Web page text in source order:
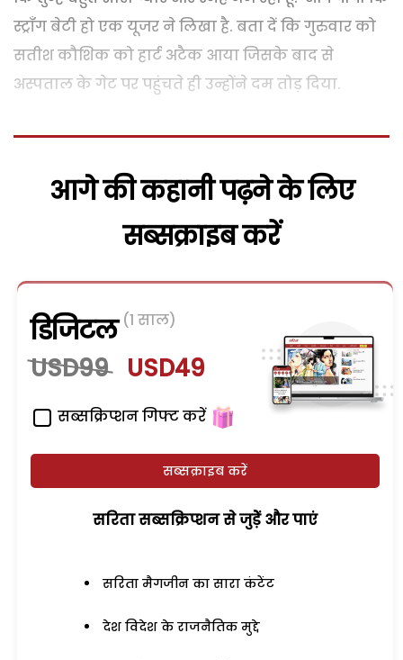
स्ट्रॉंग बेटी हो एक यूजर ने लिखा है. बता दें कि गुरुवार को
सतीश कौशिक को हार्ट अटैक आया जिसके बाद से
अस्पताल के गेट पर पहुंचते ही उन्होंने दम तोड़ दिया.
आगे की कहानी पढ़ने के लिए
सब्सक्राइब करें
डिजिटल (1 साल)
USD99 USD49
सब्सक्रिप्शन गिफ्ट करें
सब्सक्राइब करें
सरिता सब्सक्रिप्शन से जुड़ेें और पाएं
सरिता मैगजीन का सारा कंटेंट
देश विदेश के राजनैतिक मुद्दे